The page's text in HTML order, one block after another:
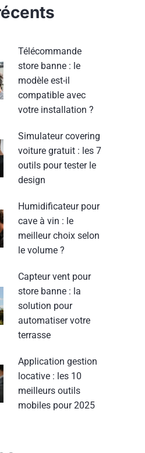
Télécommande
store banne : le
modèle est-il
compatible avec
votre installation ?
Simulateur covering
voiture gratuit : les 7
outils pour tester le
design
Humidificateur pour
cave à vin : le
meilleur choix selon
le volume ?
Capteur vent pour
store banne : la
solution pour
automatiser votre
terrasse
Application gestion
locative : les 10
meilleurs outils
mobiles pour 2025